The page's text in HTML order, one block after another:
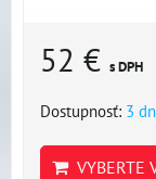
52 € s DPH
Dostupnosť: 3
VYBERTE